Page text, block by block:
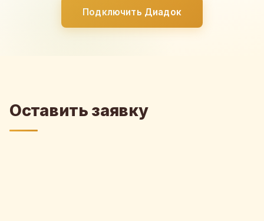
Подключить Диадок
Оставить заявку